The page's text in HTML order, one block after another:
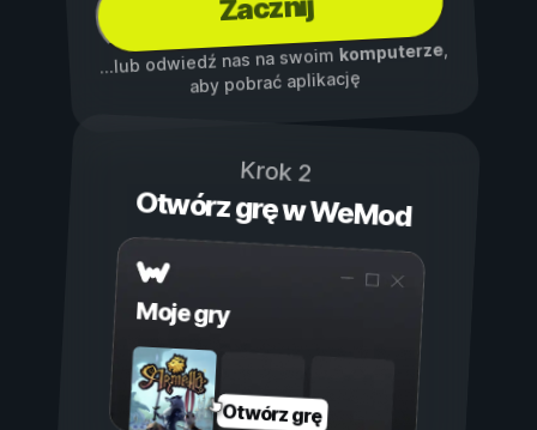
Zacznij
...lub odwiedź nas na swoim komputerze,
aby pobrać aplikację
Krok 2
Otwórz grę w WeMod
Moje gry
Otwórz grę